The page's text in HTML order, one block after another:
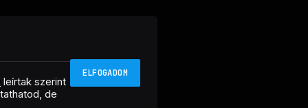
leírtak szerint
de
ELFOGADOM